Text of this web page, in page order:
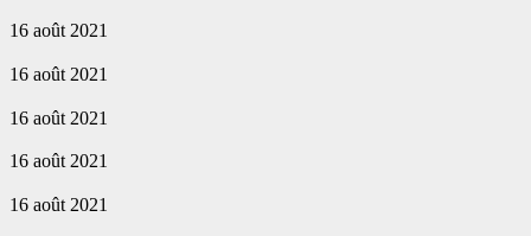
16 août 2021
16 août 2021
16 août 2021
16 août 2021
16 août 2021